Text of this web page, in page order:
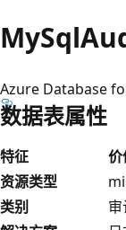
Azure Database
数据表属性
特征
价
资源类型
类别